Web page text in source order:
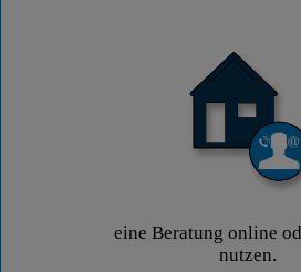
eine Beratung online
nutzen.